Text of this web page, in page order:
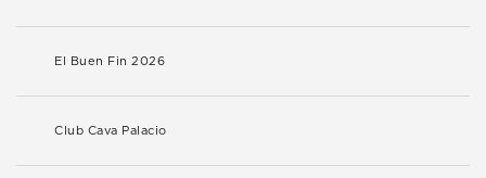
El Buen Fin 2026
Club Cava Palacio